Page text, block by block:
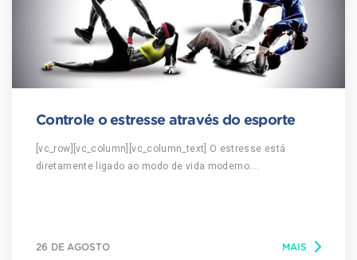
Controle o estresse através do esporte
[vc_row][vc_column][vc_column_text] O estresse está
diretamente ligado ao modo de vida moderno.
registros de aumento da pressão sanguínea e frequência
26 DE AGOSTO MAIS